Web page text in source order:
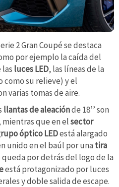
2 Gran Coupé se destaca
por ejemplo la caída del
las luces LED, las líneas de la
su relieve) y el
varias tomas de aire.
llantas de aleaciónde 18’’ son
que en elsector
ópticoLEDestá alargado
unido en el baúl por una tira
por detrás del logo de la
está protagonizado por luces
y doble salida de escape.